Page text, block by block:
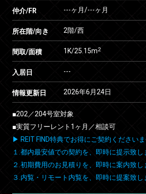
仲介/FR ---ヶ月/---ヶ月
所在階/向き 2階/西
間取/面積 1K/25.15m2
入居日 ---
情報更新日 2026年6月24日
■202／204号室対象
■実質フリーレント1ヶ月／相談可
▶ REIT FIND特典でお得にご契約くださいま
１.都内最安値での契約を、即時に提示致し
２.初期費用のお見積りを、即時に案内致し
３.内覧・リモート内覧を、即時に提案致し